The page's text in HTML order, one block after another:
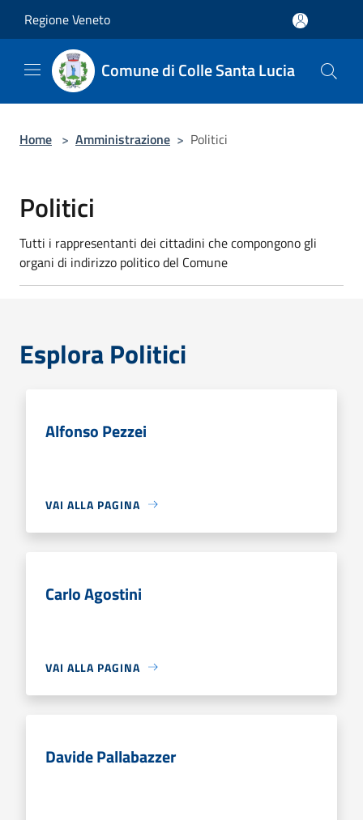
Regione Veneto
Comune di Colle Santa Lucia
Home > Amministrazione > Politici
Politici
Tutti i rappresentanti dei cittadini che compongono gli
organi di indirizzo politico del Comune
Esplora Politici
Alfonso Pezzei
VAI ALLA PAGINA
Carlo Agostini
VAI ALLA PAGINA
Davide Pallabazzer